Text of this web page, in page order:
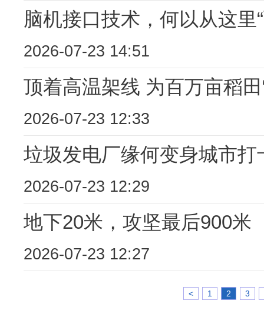
脑机接口技术，何以从这里
2026-07-23 14:51
顶着高温架线 为百万亩稻田
2026-07-23 12:33
垃圾发电厂缘何变身城市打
2026-07-23 12:29
地下20米，攻坚最后900米
2026-07-23 12:27
< 1 2 3